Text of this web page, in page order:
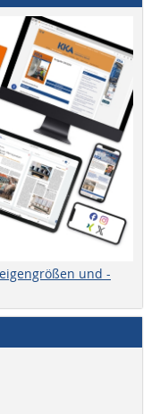
und -